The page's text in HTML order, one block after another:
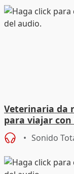
Veterinaria da
para viajar con
Santa
Sonido